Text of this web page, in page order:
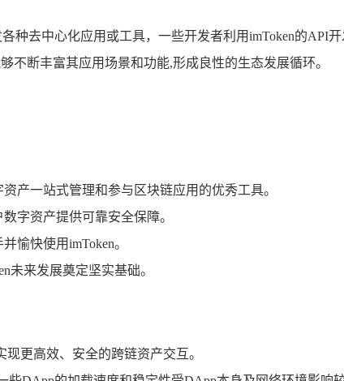
种去中心化应用或工具，一些开发者利用imToken的API
不断丰富其应用场景和功能,形成良性的生态发展循环。
产一站式管理和参与区块链应用的优秀工具。
字资产提供可靠安全保障。
愉快使用imToken。
未来发展奠定坚实基础。
更高效、安全的跨链资产交互。